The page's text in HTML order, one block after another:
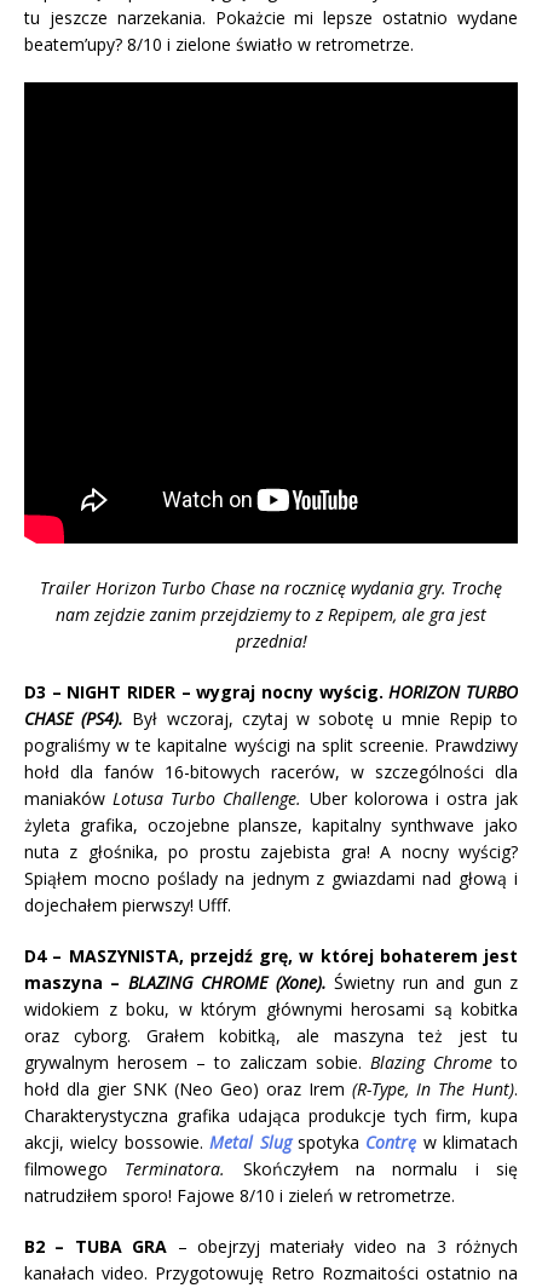
tu jeszcze narzekania. Pokażcie mi lepsze ostatnio wydane
beatem’upy? 8/10 i zielone światło w retrometrze.
Trailer Horizon Turbo Chase na rocznicę wydania gry. Trochę
nam zejdzie zanim przejdziemy to z Repipem, ale gra jest
przednia!
D3 – NIGHT RIDER – wygraj nocny wyścig.HORIZON TURBO
CHASE (PS4). Był wczoraj, czytaj w sobotę u mnie Repip to
pograliśmy w te kapitalne wyścigi na split screenie. Prawdziwy
hołd dla fanów 16-bitowych racerów, w szczególności dla
maniakówLotusa Turbo Challenge. Uber kolorowa i ostra jak
żyleta grafika, oczojebne plansze, kapitalny synthwave jako
nuta z głośnika, po prostu zajebista gra! A nocny wyścig?
Spiąłem mocno poślady na jednym z gwiazdami nad głową i
dojechałem pierwszy! Ufff.
D4 – MASZYNISTA, przejdź grę, w której bohaterem jest
maszyna – BLAZING CHROME (Xone). Świetny run and gun z
widokiem z boku, w którym głównymi herosami są kobitka
oraz cyborg. Grałem kobitką, ale maszyna też jest tu
grywalnym herosem – to zaliczam sobie. Blazing Chrome to
hołd dla gier SNK (Neo Geo) oraz Irem (R-Type, In The Hunt).
Charakterystyczna grafika udająca produkcje tych firm, kupa
akcji, wielcy bossowie. Metal Slugspotyka Contrę w klimatach
filmowego Terminatora.
Skończyłem na normalu i się
natrudziłem sporo! Fajowe 8/10 i zieleń w retrometrze.
B2 – TUBA GRA – obejrzyj materiały video na 3 różnych
kanałach video. Przygotowuję Retro Rozmaitości ostatnio na